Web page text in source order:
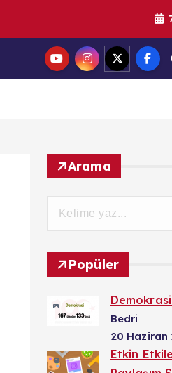
Arama
Popüler
Bedri
20 Haziran
Etkin